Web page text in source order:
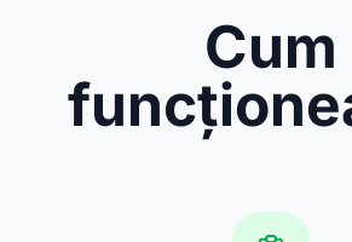
Cum